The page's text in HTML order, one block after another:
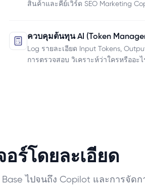
สินค้าและคีย์เวิร์ด SEO Marketing
ควบคุมต้นทุน AI (Token
Log รายละเอียด Input Tokens,
การตรวจสอบ วิเคราะห์ว่าใครหรืออะ
อร์โดยละเอียด
Base ไปจนถึง Copilot และการจัด